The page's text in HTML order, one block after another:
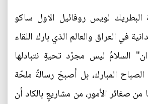
لويس روفائيل الاول ساكو
في العراق والعالم الذي بارك اللقاء
السلامُ ليس مجرّد تحيةٍ نتبادلها
الصباح المبارك، بل أصبحَ رسالةً ملحّة
من صغائر الأمور، من مشاريعٍ بالكاد أن